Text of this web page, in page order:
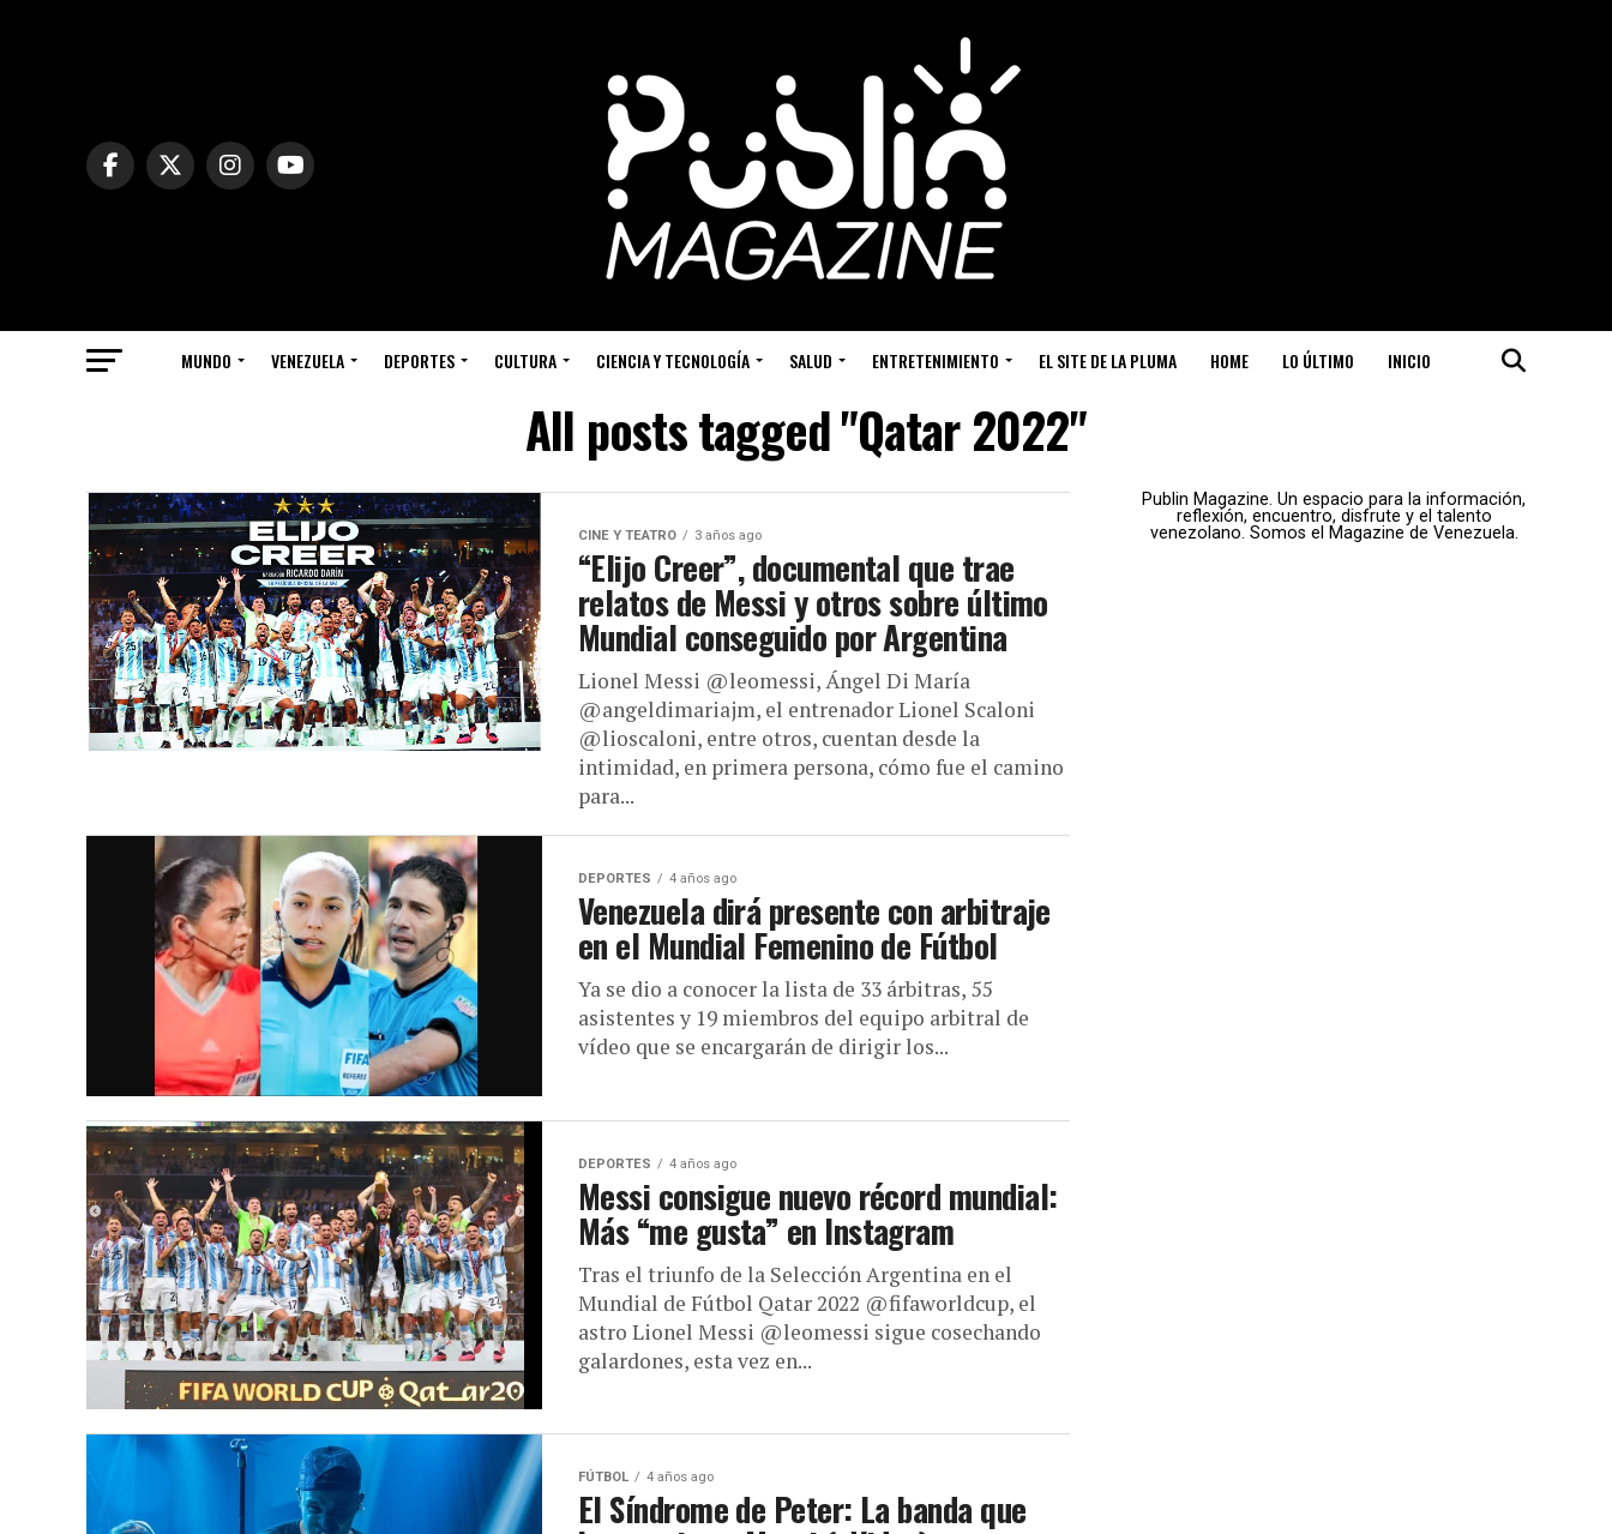
MUNDO VENEZUELA DEPORTES CULTURA CIENCIA Y TECNOLOGÍA SALUD ENTRETENIMIENTO EL SITE DE LA PLUMA HOME LO ÚLTIMO INICIO
All posts tagged "Qatar 2022"
CINE Y TEATRO 3 años ago
“Elijo Creer”, documental que trae
relatos de Messi y otros sobre último
Mundial conseguido por Argentina
Lionel Messi @leomessi, Ángel Di María
@angeldimariajm, el entrenador Lionel Scaloni
@lioscaloni, entre otros, cuentan desde la
intimidad, en primera persona, cómo fue el camino
para...
DEPORTES 4 años ago
Venezuela dirá presente con arbitraje
en el Mundial Femenino de Fútbol
Ya se dio a conocer la lista de 33 árbitras, 55
asistentes y 19 miembros del equipo arbitral de
vídeo que se encargarán de dirigir los...
DEPORTES 4 años ago
Messi consigue nuevo récord mundial:
Más “me gusta” en Instagram
Tras el triunfo de la Selección Argentina en el
Mundial de Fútbol Qatar 2022 @fifaworldcup, el
astro Lionel Messi @leomessi sigue cosechando
galardones, esta vez en...
FÚTBOL 4 años ago
El Síndrome de Peter: La banda que
Publin Magazine. Un espacio para la información,
reflexión, encuentro, disfrute y el talento
venezolano. Somos el Magazine de Venezuela.